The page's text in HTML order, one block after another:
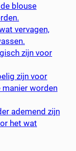
blouse
vervagen,
zijn voor
zijn voor
manier worden
ademend zijn
het wat